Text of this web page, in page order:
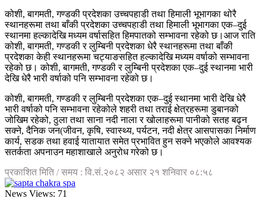
कोशी, बागमती, गण्डकी प्रदेशका उच्चपहाडी तथा हिमाली भूभागका थोरै
स्थानहरूमा तथा बाँकी प्रदेशका उच्चपहाडी तथा हिमाली भूभागका एक–दुई
स्थानमा हल्कादेखि मध्यम वर्षासहित हिमपातको सम्भावना रहेको छ।आज राति
कोशी, बागमती, गण्डकी र लुम्बिनी प्रदेशका धेरै स्थानहरूमा तथा बाँकी
प्रदेशका केही स्थानहरूमा चट्याङसहित हल्कादेखि मध्यम वर्षाको सम्भावना
रहेको छ। कोशी, बागमती, गण्डकी र लुम्बिनी प्रदेशका एक–दुई स्थानमा भारी
देखि धेरै भारी वर्षाको पनि सम्भावना रहेको छ।
कोशी, बागमती, गण्डकी र लुम्बिनी प्रदेशका एक–दुई स्थानमा भारी देखि धेरै
भारी वर्षाको पनि सम्भावना रहेकोले शहरी तथा तराई क्षेत्रहरूमा डुबानको
जोखिम रहेको, ठुला तथा साना नदी नाला र खोलाहरूमा पानीको सतह बढ्न
सक्ने, दैनिक जन(जीवन, कृषि, स्वास्थ्य, पर्यटन, नदी क्षेत्र आसपासका निर्माण
कार्य, सडक तथा हवाई यातायात समेत प्रभावित हुन सक्ने भएकोले आवश्यक
सतर्कता अपनाउन महाशाखाले अनुरोध गरेको छ।
प्रकाशित मिति / समय : वि.सं.२०८२ असार २१ शनिवार ०८:५८
News Views: 71